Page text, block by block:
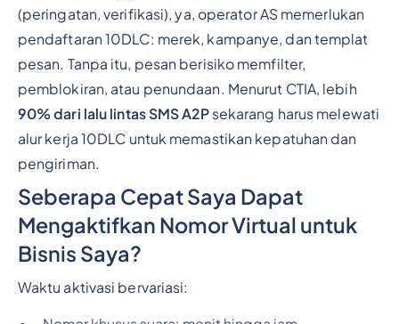
(peringatan, verifikasi), ya, operator AS memerlukan
pendaftaran 10DLC: merek, kampanye, dan templat
pesan. Tanpa itu, pesan berisiko memfilter,
pemblokiran, atau penundaan. Menurut CTIA, lebih
90% dari lalu lintas SMS A2Psekarang harus melewati
alur kerja 10DLC untuk memastikan kepatuhan dan
pengiriman.
Seberapa Cepat Saya Dapat
Mengaktifkan Nomor Virtual untuk
Bisnis Saya?
Waktu aktivasi bervariasi: